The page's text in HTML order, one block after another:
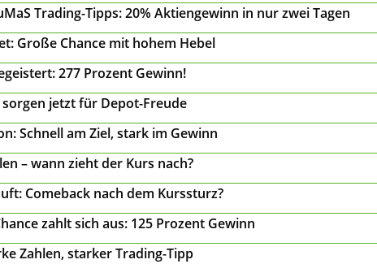
Trading-Tipps: 20% Aktiengewinn in nur zwei Tagen
Große Chance mit hohem Hebel
277 Prozent Gewinn!
sorgen jetzt für Depot-Freude
Schnell am Ziel, stark im Gewinn
– wann zieht der Kurs nach?
Comeback nach dem Kurssturz?
zahlt sich aus: 125 Prozent Gewinn
Zahlen, starker Trading-Tipp